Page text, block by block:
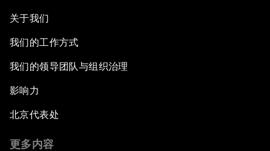
关于我们
我们的工作方式
我们的领导团队与组织治理
影响力
北京代表处
更多内容